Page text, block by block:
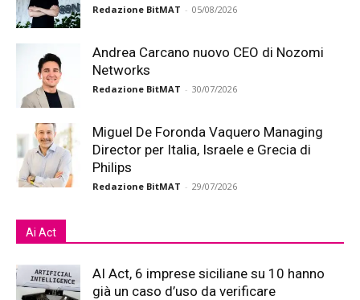
Redazione BitMAT - 05/08/2026
Andrea Carcano nuovo CEO di Nozomi
Networks
Redazione BitMAT - 30/07/2026
Miguel De Foronda Vaquero Managing
Director per Italia, Israele e Grecia di
Philips
Redazione BitMAT - 29/07/2026
Ai Act
AI Act, 6 imprese siciliane su 10 hanno
già un caso d’uso da verificare